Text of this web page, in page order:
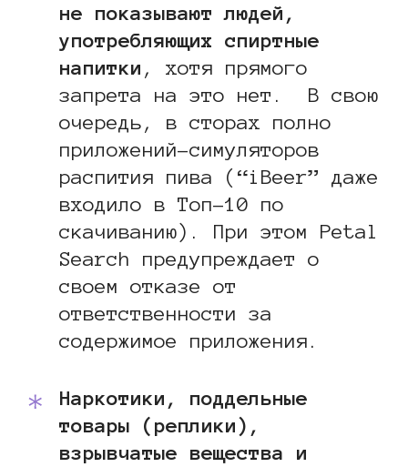
не показывают людей,
употребляющих спиртные
напитки , хотя прямого
запрета на это нет. В свою
очередь, в сторах полно
приложений-симуляторов
распития пива (“iBeer” даже
входило в Топ-10 по
скачиванию). При этом Petal
Search предупреждает о
своем отказе от
ответственности за
содержимое приложения.
Наркотики, поддельные
товары (реплики),
взрывчатые вещества и